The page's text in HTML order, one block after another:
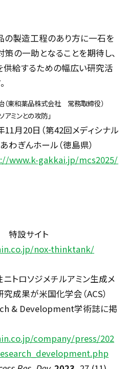
製造工程のあり方に一石を
策の一助となることを期待し、
給するための幅広い研究活
東和薬品株式会社 常務取締役）
アミンとの攻防」
11月20日（第42回メディシナル
わぎんホール（徳島県）
www.k-gakkai.jp/mcs2025/
特設サイト
nox-thinktank/
トロソジメチルアミン生成メ
究成果が米国化学会（ACS）
& Development学術誌に掲
company/press/202